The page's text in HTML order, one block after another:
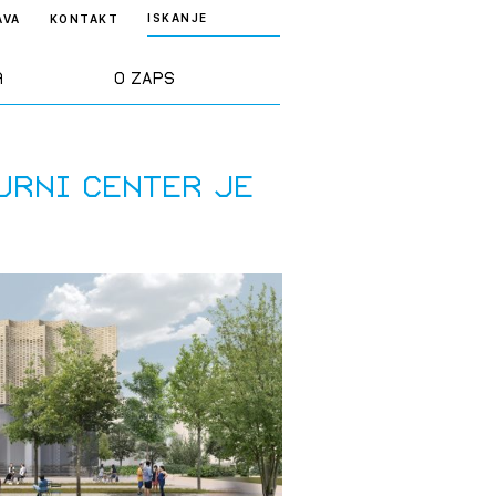
O ZAPS
KONTAKT ISKANJE
poslov
Zlati svinčnik
Projekti
Knjižnica
dokumentov
center je